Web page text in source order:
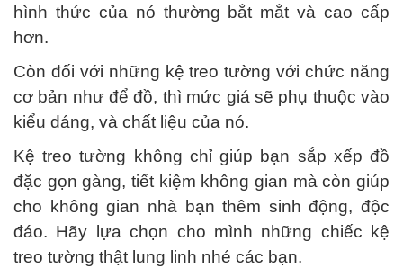
hình thức của nó thường bắt mắt và cao cấp
hơn.
Còn đối với những kệ treo tường với chức năng
cơ bản như để đồ, thì mức giá sẽ phụ thuộc vào
kiểu dáng, và chất liệu của nó.
Kệ treo tường không chỉ giúp bạn sắp xếp đồ
đặc gọn gàng, tiết kiệm không gian mà còn giúp
cho không gian nhà bạn thêm sinh động, độc
đáo. Hãy lựa chọn cho mình những chiếc kệ
treo tường thật lung linh nhé các bạn.